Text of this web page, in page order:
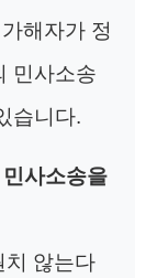
해자가 정
민사소송
습니다.
사소송을
치 않는다